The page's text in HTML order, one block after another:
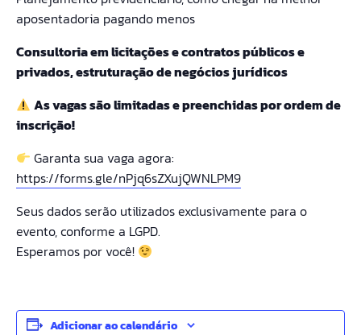
aposentadoria pagando menos
Consultoria em licitações e contratos públicos e
privados, estruturação de negócios jurídicos
As vagas são limitadas e preenchidas por ordem de
inscrição!
Garanta sua vaga agora:
https://forms.gle/nPjq6sZXujQWNLPM9
Seus dados serão utilizados exclusivamente para o
evento, conforme a LGPD.
Esperamos por você!
Adicionar ao calendário